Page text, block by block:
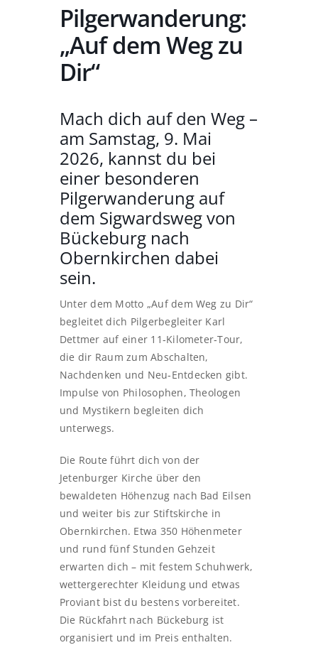
Pilgerwanderung:
„Auf dem Weg zu
Dir“
Mach dich auf den Weg –
am Samstag, 9. Mai
2026, kannst du bei
einer besonderen
Pilgerwanderung auf
dem Sigwardsweg von
Bückeburg nach
Obernkirchen dabei
sein.
Unter dem Motto „Auf dem Weg zu Dir“
begleitet dich Pilgerbegleiter Karl
Dettmer auf einer 11‑Kilometer‑Tour,
die dir Raum zum Abschalten,
Nachdenken und Neu‑Entdecken gibt.
Impulse von Philosophen, Theologen
und Mystikern begleiten dich
unterwegs.
Die Route führt dich von der
Jetenburger Kirche über den
bewaldeten Höhenzug nach Bad Eilsen
und weiter bis zur Stiftskirche in
Obernkirchen. Etwa 350 Höhenmeter
und rund fünf Stunden Gehzeit
erwarten dich – mit festem Schuhwerk,
wettergerechter Kleidung und etwas
Proviant bist du bestens vorbereitet.
Die Rückfahrt nach Bückeburg ist
organisiert und im Preis enthalten.